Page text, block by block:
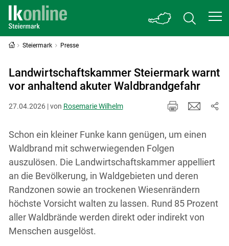
Steiermark Presse
Landwirtschaftskammer Steiermark warnt
vor anhaltend akuter Waldbrandgefahr
27.04.2026 | von Rosemarie Wilhelm
Schon ein kleiner Funke kann genügen, um einen
Waldbrand mit schwerwiegenden Folgen
auszulösen. Die Landwirtschaftskammer appelliert
an die Bevölkerung, in Waldgebieten und deren
Randzonen sowie an trockenen Wiesenrändern
höchste Vorsicht walten zu lassen. Rund 85 Prozent
aller Waldbrände werden direkt oder indirekt von
Menschen ausgelöst.